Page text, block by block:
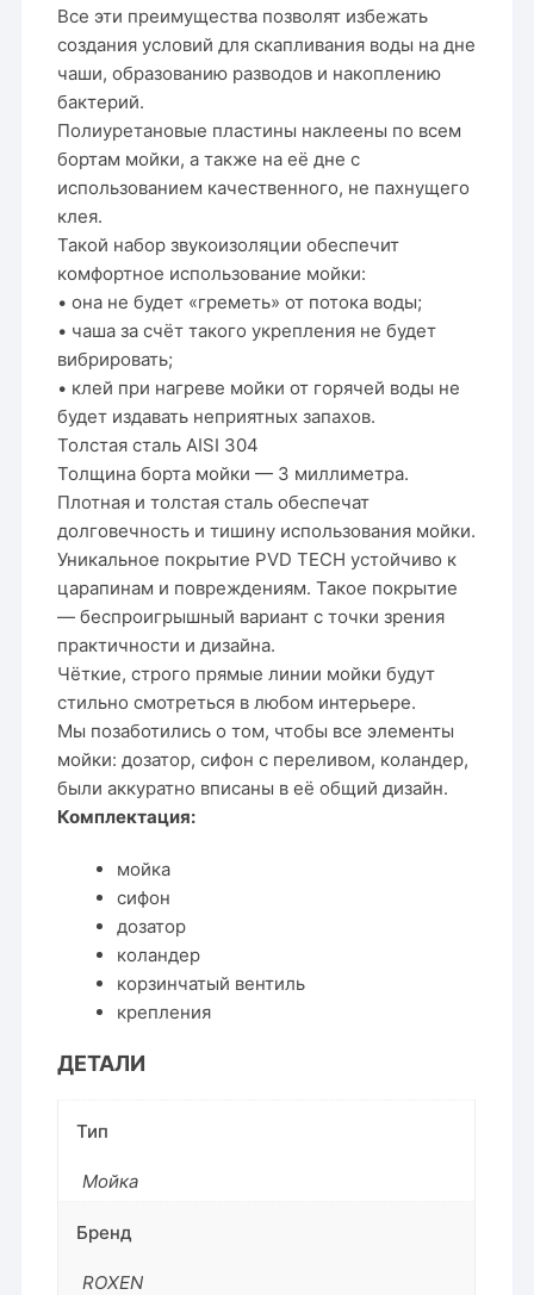
Все эти преимущества позволят избежать
создания условий для скапливания воды на дне
чаши, образованию разводов и накоплению
бактерий.
Полиуретановые пластины наклеены по всем
бортам мойки, а также на её дне с
использованием качественного, не пахнущего
клея.
Такой набор звукоизоляции обеспечит
комфортное использование мойки:
• она не будет «греметь» от потока воды;
• чаша за счёт такого укрепления не будет
вибрировать;
• клей при нагреве мойки от горячей воды не
будет издавать неприятных запахов.
Толстая сталь AISI 304
Толщина борта мойки — 3 миллиметра.
Плотная и толстая сталь обеспечат
долговечность и тишину использования мойки.
Уникальное покрытие PVD TECH устойчиво к
царапинам и повреждениям. Такое покрытие
— беспроигрышный вариант с точки зрения
практичности и дизайна.
Чёткие, строго прямые линии мойки будут
стильно смотреться в любом интерьере.
Мы позаботились о том, чтобы все элементы
мойки: дозатор, сифон с переливом, коландер,
были аккуратно вписаны в её общий дизайн.
Комплектация:
мойка
сифон
дозатор
коландер
корзинчатый вентиль
крепления
ДЕТАЛИ
Тип
Мойка
Бренд
ROXEN